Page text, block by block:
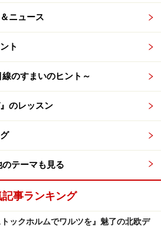
しょう。
、まず取引の全体像を説明しま
をなくし結果的にお客さんを満足
っているからです。そのような担
の残らない信頼に足る取引を行え
であるか？
月の予算やノルマが存在します。
れば月のノルマが達成できるとい
なんとか月内契約にこぎつけよ
ニュース
ト
のすまいのヒント～
のレッスン
のテーマも見る
記事ランキング
ックホルムでワルツを』魅了の北欧デ